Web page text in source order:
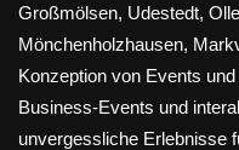
Großmölsen, Udestedt,
Mönchenholzhausen,
Konzeption von Events
Business-Events und
unvergessliche Erlebnisse